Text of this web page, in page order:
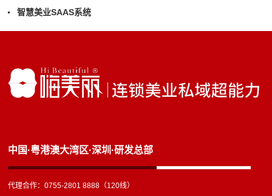
智慧美业SAAS系统
中国·粤港澳大湾区·深圳·研发总部
代理合作：0755-2801 8888（120线）